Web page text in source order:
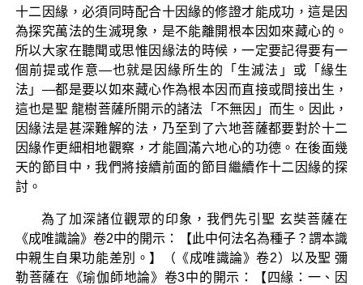
十二因緣，必須同時配合十因緣的修證才能成功，這是因
為探究萬法的生滅現象，是不能離開根本因如來藏心的。
所以大家在聽聞或思惟因緣法的時候，一定要記得要有一
個前提或作意—也就是因緣所生的「生滅法」或「緣生
法」—都是要以如來藏心作為根本因而直接或間接出生，
這也是聖 龍樹菩薩所開示的諸法「不無因」而生。因此，
因緣法是甚深難解的法，乃至到了六地菩薩都要對於十二
因緣作更細相地觀察，才能圓滿六地心的功德。在後面幾
天的節目中，我們將接續前面的節目繼續作十二因緣的探
討。
為了加深諸位觀眾的印象，我們先引聖 玄奘菩薩在
《成唯識論》卷2中的開示：【此中何法名為種子？謂本識
中親生自果功能差別。】（《成唯識論》卷2）以及聖 彌
勒菩薩在《瑜伽師地論》卷3中的開示：【四緣：一、因